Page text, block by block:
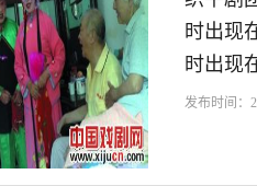
时出现
时出现
发布时间：